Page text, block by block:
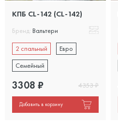
КПБ CL-142 (CL-142)
Бренд: Вальтери
2 спальный
Евро
Семейный
3308 ₽ 4353₽
Добавить в корзину